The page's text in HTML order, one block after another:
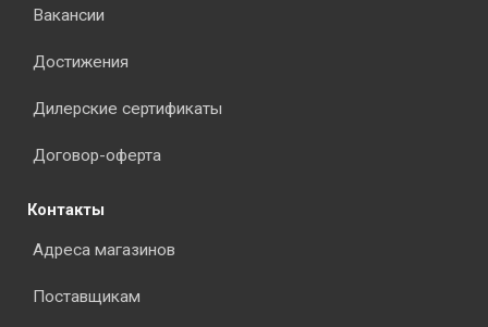
Вакансии
Достижения
Дилерские сертификаты
Договор-оферта
Контакты
Адреса магазинов
Поставщикам